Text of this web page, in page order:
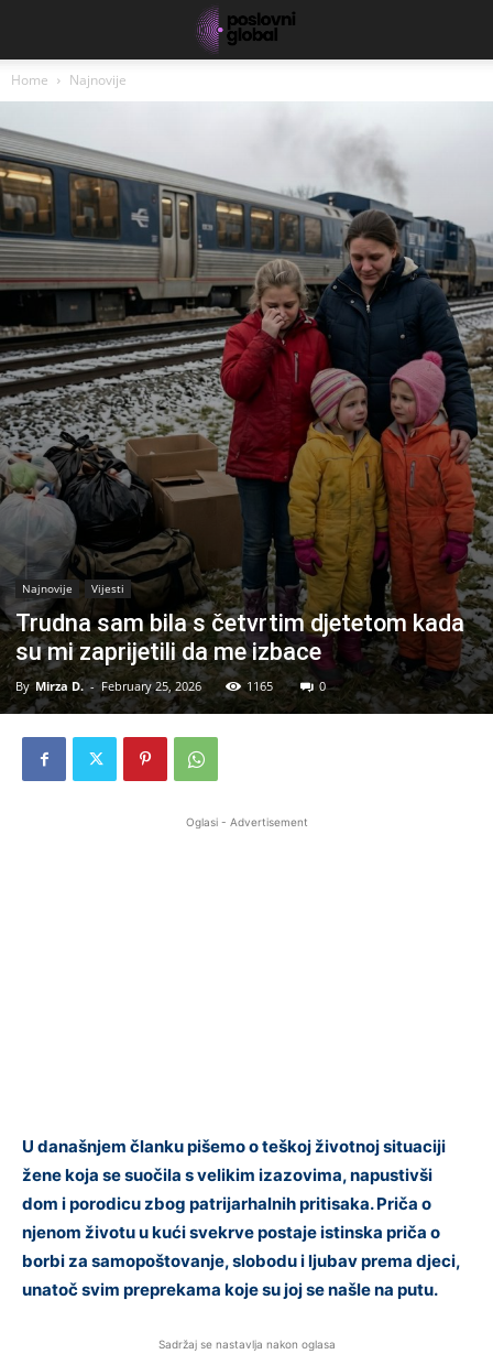
Home Najnovije
Najnovije Vijesti
Trudna sam bila s četvrtim djetetom kada
su mi zaprijetili da me izbace
By Mirza D. - February 25, 2026 1165 0
Oglasi - Advertisement
U današnjem članku pišemo o teškoj životnoj situaciji
žene koja se suočila s velikim izazovima, napustivši
dom i porodicu zbog patrijarhalnih pritisaka. Priča o
njenom životu u kući svekrve postaje istinska priča o
borbi za samopoštovanje, slobodu i ljubav prema djeci,
unatoč svim preprekama koje su joj se našle na putu.
Sadržaj se nastavlja nakon oglasa